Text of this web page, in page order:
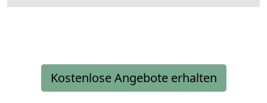
Kostenlose Angebote erhalten